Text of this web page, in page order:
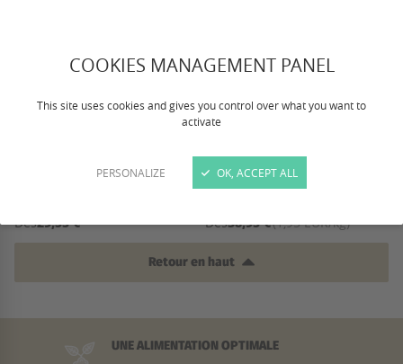
COOKIES MANAGEMENT PANEL
This site uses cookies and gives you control over what you want to
activate
PERSONALIZE OK, ACCEPT ALL
Des29,55 € Des38,95 €(1,95 EUR/kg)
Retour en haut
UNE ALIMENTATION OPTIMALE